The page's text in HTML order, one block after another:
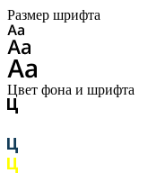
Размер шрифта
Цвет фона и шрифта